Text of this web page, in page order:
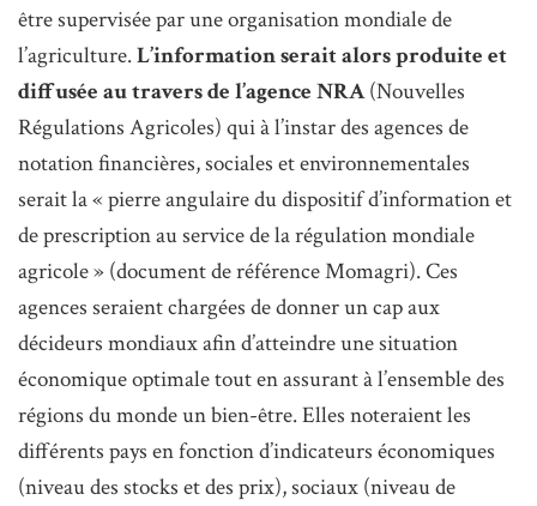
être supervisée par une organisation mondiale de
l’agriculture.L’information serait alors produite et
diffusée au travers de l’agence NRA (Nouvelles
Régulations Agricoles) qui à l’instar des agences de
notation financières, sociales et environnementales
serait la « pierre angulaire du dispositif d’information et
de prescription au service de la régulation mondiale
agricole » (document de référence Momagri). Ces
agences seraient chargées de donner un cap aux
décideurs mondiaux afin d’atteindre une situation
économique optimale tout en assurant à l’ensemble des
régions du monde un bien-être. Elles noteraient les
différents pays en fonction d’indicateurs économiques
(niveau des stocks et des prix), sociaux (niveau de